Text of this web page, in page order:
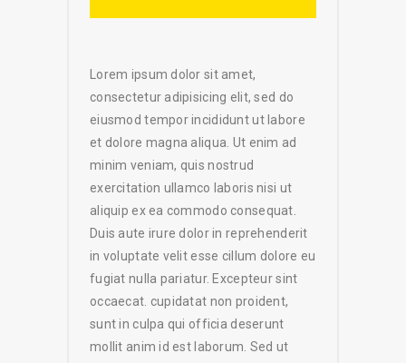
Lorem ipsum dolor sit amet,
consectetur adipisicing elit, sed do
eiusmod tempor incididunt ut labore
et dolore magna aliqua. Ut enim ad
minim veniam, quis nostrud
exercitation ullamco laboris nisi ut
aliquip ex ea commodo consequat.
Duis aute irure dolor in reprehenderit
in voluptate velit esse cillum dolore eu
fugiat nulla pariatur. Excepteur sint
occaecat. cupidatat non proident,
sunt in culpa qui officia deserunt
mollit anim id est laborum. Sed ut